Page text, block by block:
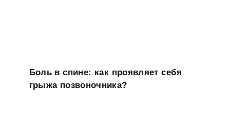
Боль в спине: как проявляет себя
грыжа позвоночника?